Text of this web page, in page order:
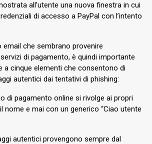
all’utente una nuova finestra in cui
di accesso a PayPal con l’intento
email che sembrano provenire
di pagamento, è quindi importante
a cinque elementi che consentono di
autentici dai tentativi di phishing:
di pagamento online si rivolge ai propri
nome e mai con un generico “Ciao utente
autentici provengono sempre dal